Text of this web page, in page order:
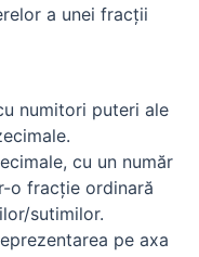
a unei fracţii
numitori puteri ale
cu un număr
o fracţie ordinară
sutimilor.
pe axa